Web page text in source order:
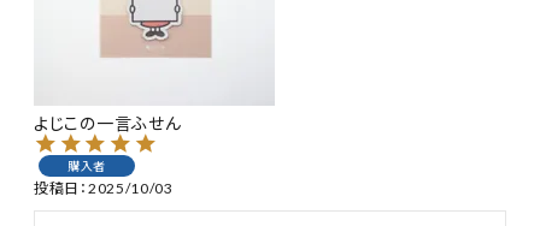
お知らせ
ご利用ガイド
よじこの一言ふせん
購入者
投稿日 2025/10/03